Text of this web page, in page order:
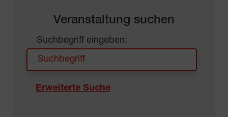
Veranstaltung suchen
Suchbegriff eingeben:
Erweiterte Suche